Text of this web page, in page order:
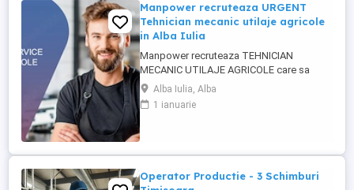
Manpower recruteaza URGENT
Tehnician mecanic utilaje agricole
in Alba Iulia
Manpower recruteaza TEHNICIAN
MECANIC UTILAJE AGRICOLE care sa
participe la asigurarea mentenantei,
diagnosticarii si repararii utilajelor agricole
(ex: tractoare, combine), astfel incat
principale: - Efectueaza diagnoza tehnica
Alba Iulia, Alba
1 ianuarie
Operator Productie - 3 Schimburi